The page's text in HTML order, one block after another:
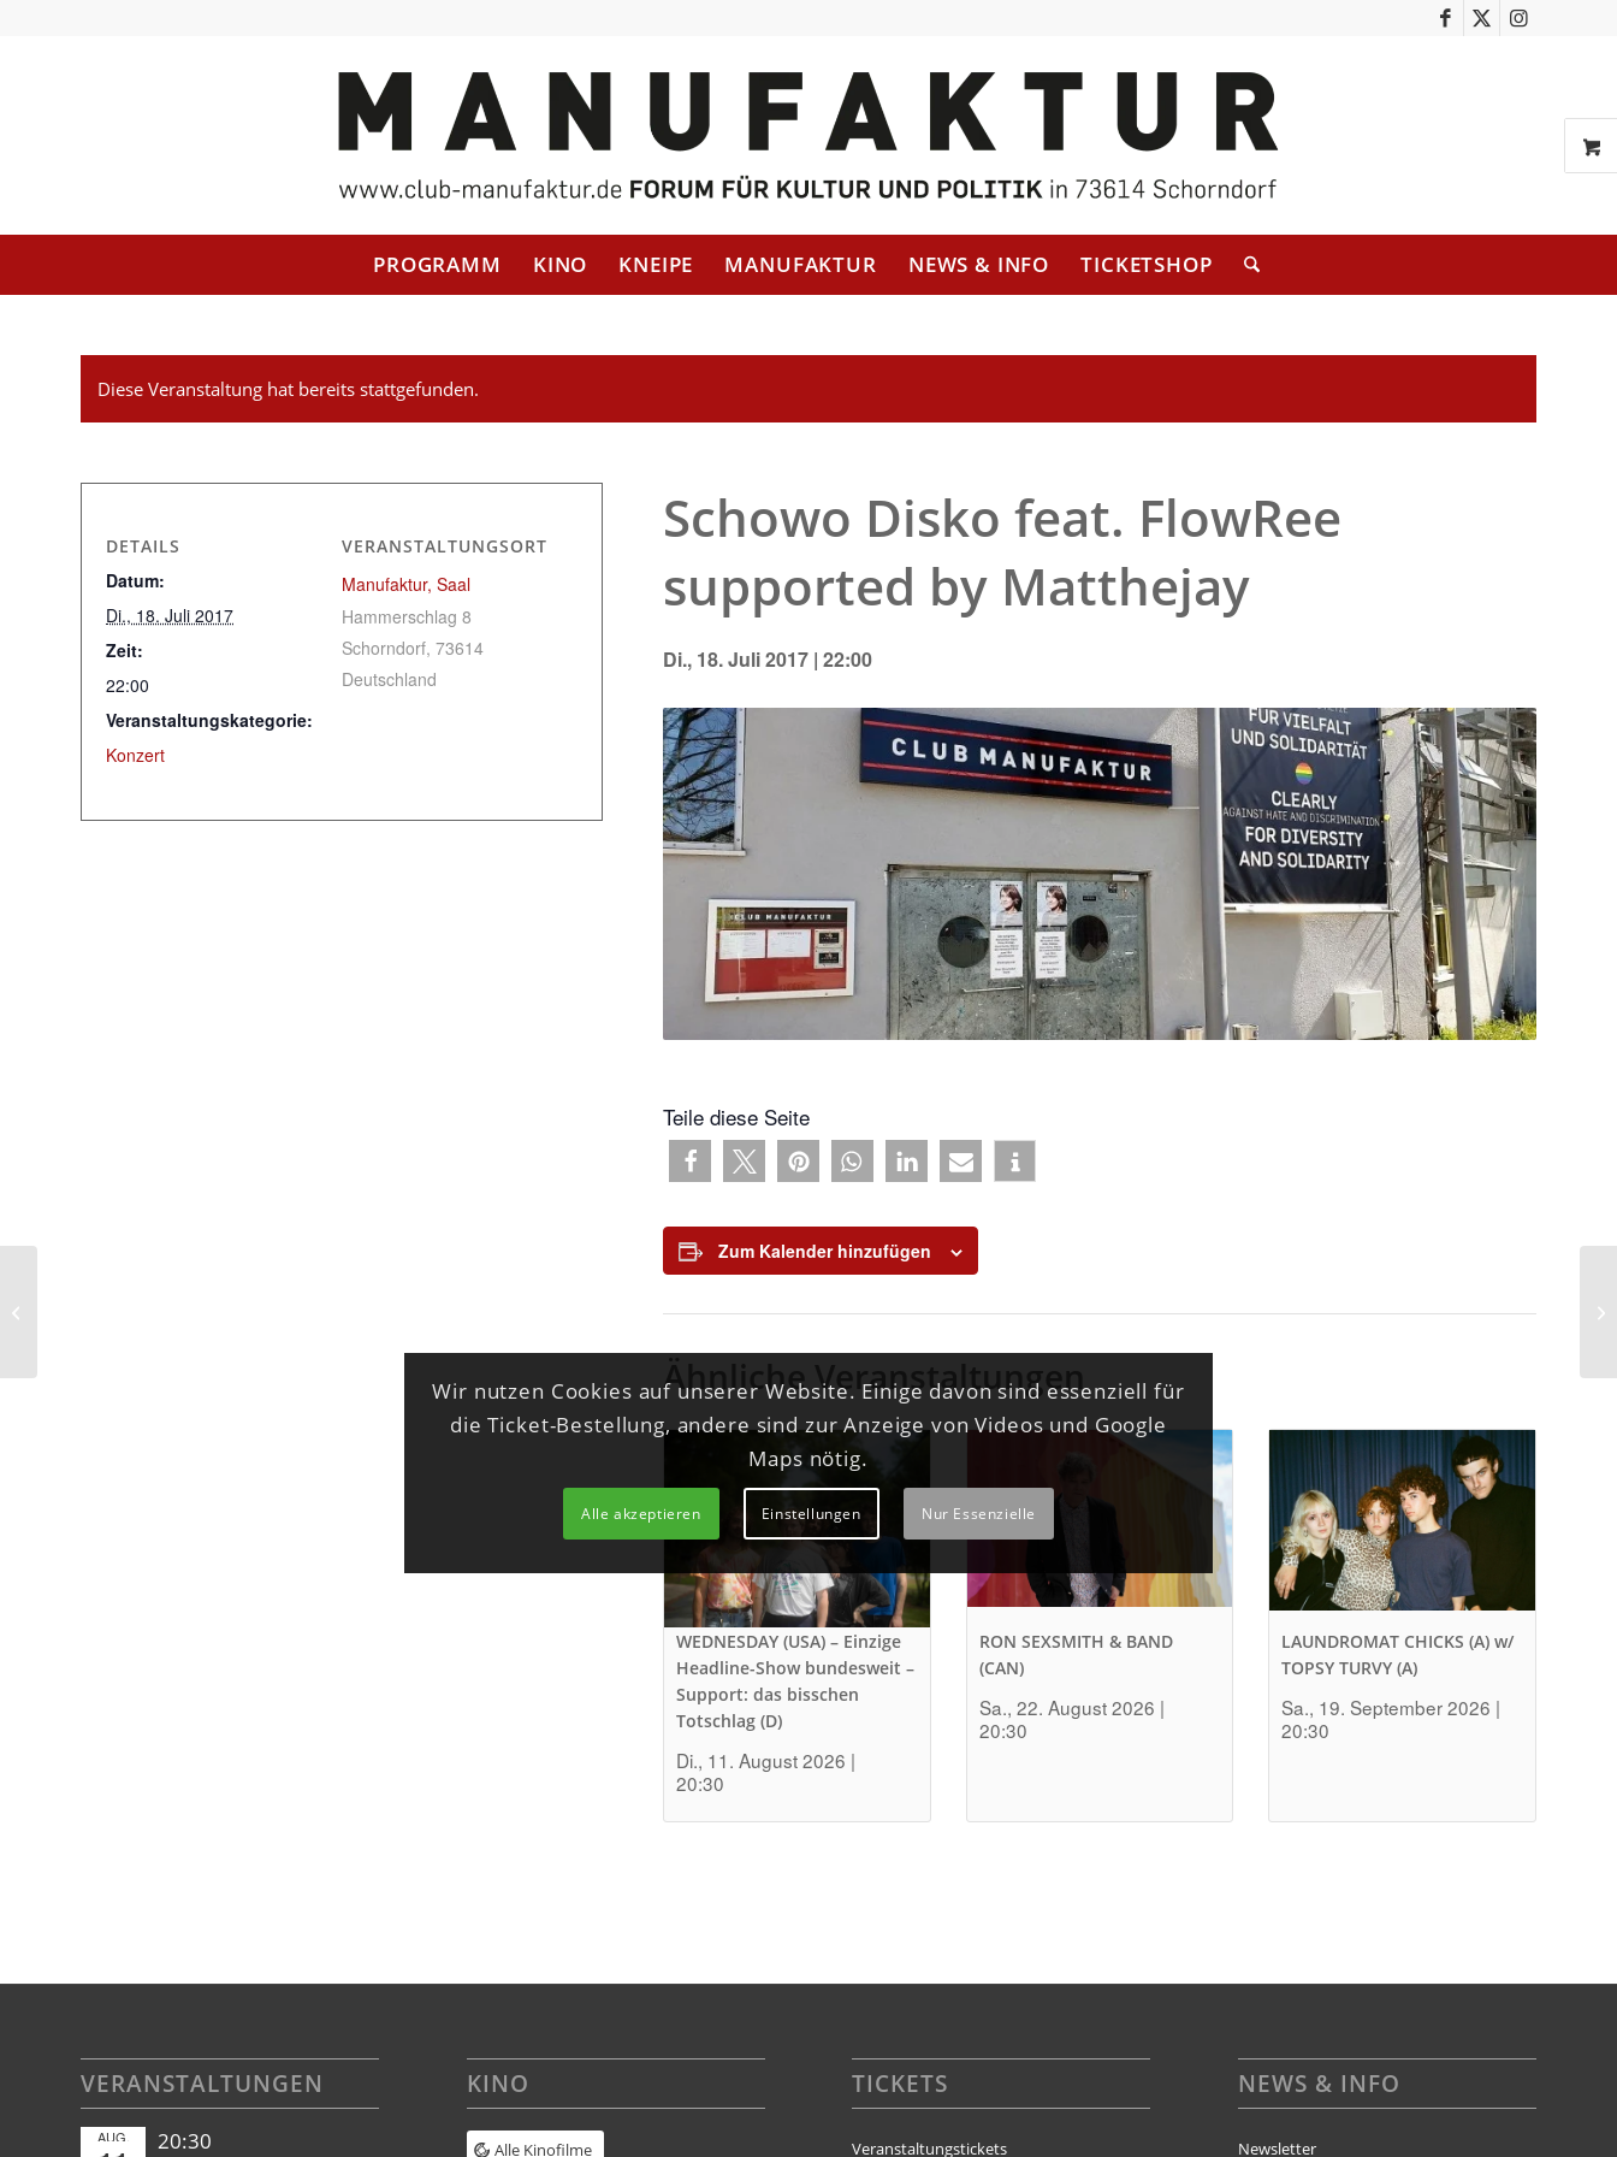
PROGRAMM KINO KNEIPE MANUFAKTUR NEWS & INFO TICKETSHOP
Diese Veranstaltung hat bereits stattgefunden.
Schowo Disko feat. FlowRee
supported by Matthejay
Di., 18. Juli 2017 | 22:00
Teile diese Seite
Zum Kalender hinzufügen
Ähnliche Veranstaltungen
WEDNESDAY (USA) – Einzige
Headline-Show bundesweit –
Support: das bisschen
Totschlag (D)
Di., 11. August 2026 |
20:30
RON SEXSMITH & BAND
(CAN)
Sa., 22. August 2026 |
20:30
LAUNDROMAT CHICKS (A) w/
TOPSY TURVY (A)
Sa., 19. September 2026 |
20:30
DETAILS
Datum:
Di., 18. Juli 2017
Zeit:
22:00
Veranstaltungskategorie:
Konzert
VERANSTALTUNGSORT
Manufaktur, Saal
Hammerschlag 8
Schorndorf, 73614
Deutschland
VERANSTALTUNGEN
AUG. 20:30
KINO
Alle Kinofilme
TICKETS
Veranstaltungstickets
NEWS & INFO
Newsletter
Wir nutzen Cookies auf unserer Website. Einige davon sind essenziell für
die Ticket-Bestellung, andere sind zur Anzeige von Videos und Google
Maps nötig.
Alle akzeptieren Einstellungen Nur Essenzielle